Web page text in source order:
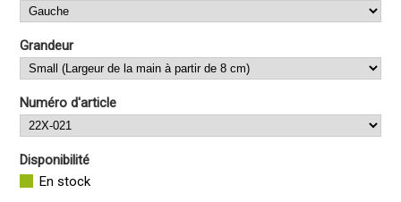
Grandeur
Numéro d'article
Disponibilité
En stock